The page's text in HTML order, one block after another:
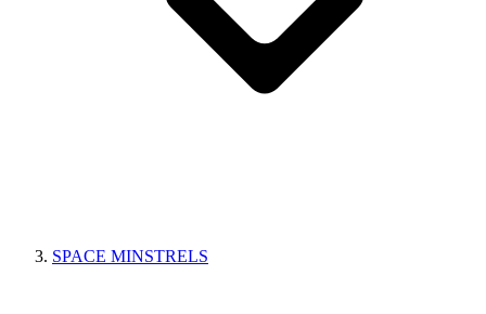
SPACE MINSTRELS